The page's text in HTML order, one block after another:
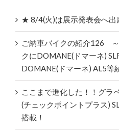
★ 8/4(火)は展示発表会へ
ご納車バイクの紹介126
クにDOMANE(ドマーネ)
DOMANE(ドマーネ) AL5等
ここまで進化した！！グラ
(チェックポイントプラス)
搭載！